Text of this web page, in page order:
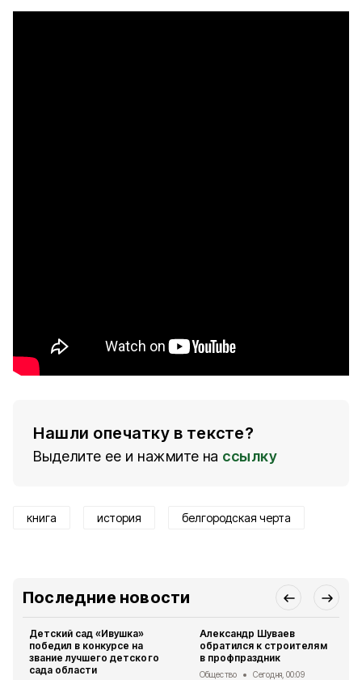
Нашли опечатку в тексте?
Выделите ее и нажмите на ссылку
книга история белгородская черта
Последние новости
Детский сад «Ивушка»
победил в конкурсе на
звание лучшего детского
сада области
Александр Шуваев
обратился к строителям
в профпраздник
Общество Сегодня, 00:09